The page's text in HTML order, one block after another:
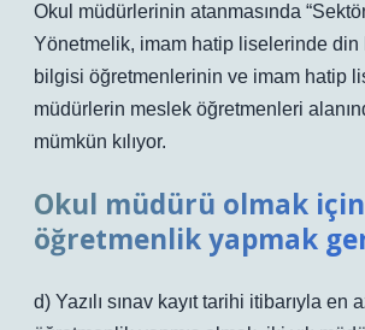
Okul müdürlerinin atanmasında
Yönetmelik, imam hatip liselerinde din
bilgisi öğretmenlerinin ve imam hatip
müdürlerin meslek öğretmenleri
mümkün kılıyor.
Okul müdürü olmak için
öğretmenlik yapmak
d) Yazılı sınav kayıt tarihi itibarıyla en